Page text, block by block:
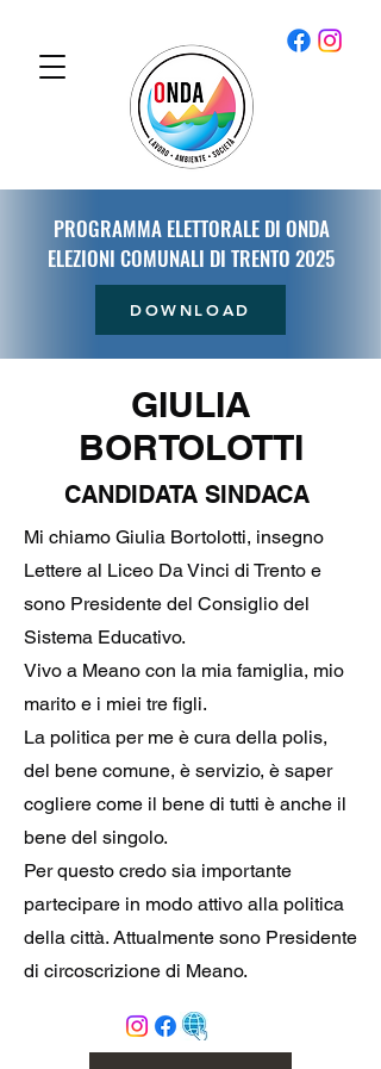
PROGRAMMA ELETTORALE DI ONDA
ELEZIONI COMUNALI DI TRENTO 2025
DOWNLOAD
GIULIA
BORTOLOTTI
CANDIDATA SINDACA
Mi chiamo Giulia Bortolotti, insegno
Lettere al Liceo Da Vinci di Trento e
sono Presidente del Consiglio del
Sistema Educativo.
Vivo a Meano con la mia famiglia, mio
marito e i miei tre figli.
La politica per me è cura della polis,
del bene comune, è servizio, è saper
cogliere come il bene di tutti è anche il
bene del singolo.
Per questo credo sia importante
partecipare in modo attivo alla politica
della città. Attualmente sono Presidente
di circoscrizione di Meano.